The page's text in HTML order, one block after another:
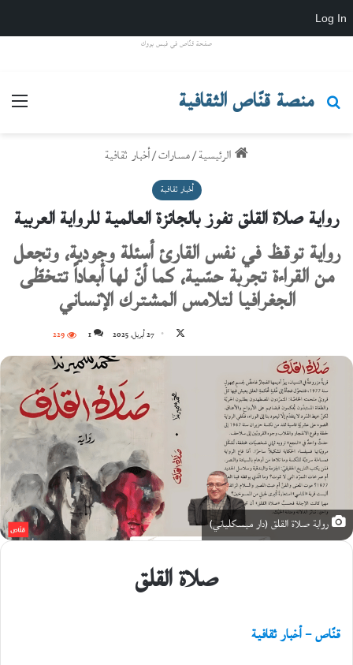
Log In
صفحة قنّاص في فيس بووك
منصة قنّاص الثقافية
بحث عن
الرئيسية/مسارات/أخبار ثقافية
أخبار ثقافية
رواية صلاة القلق تفوز بالجائزة العالمية للرواية العربية
رواية توقظ في نفس القارئ أسئلة وجودية، وتجعل
من القراءة تجربة حسّية، كما أنّ لها أبعاداً تتخطّى
الجغرافيا لتلامس المشترك الإنساني
على
27 أبريل، 2025 1
229
رواية صلاة القلق (دار ميسكلياني)
صلاة القلق
قنّاص – أخبار ثقافية